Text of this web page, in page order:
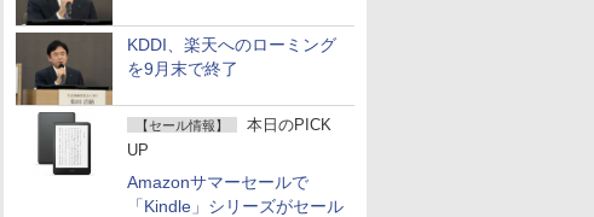
KDDI、楽天へのローミング
を9月末で終了
【セール情報】
本日のPICK
UP
Amazonサマーセールで
「Kindle」シリーズがセール